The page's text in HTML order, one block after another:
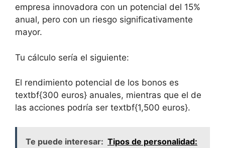
empresa ⁤innovadora con un ‍potencial del 15%
anual, pero con un ⁤riesgo significativamente⁤
mayor.
Tu cálculo sería el siguiente:
El rendimiento potencial de los bonos es
textbf{300 euros} anuales, mientras que el de
las acciones podría ⁣ser textbf{1,500 euros}.
Te puede interesar: Tipos de personalidad: